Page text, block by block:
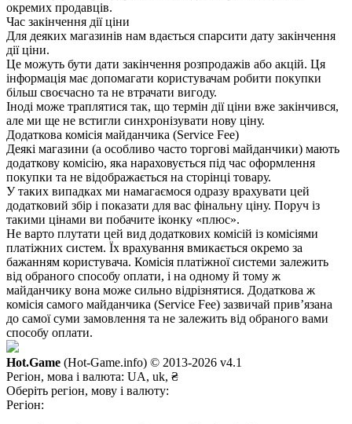
окремих продавців.
Час закінчення дії ціни
Для деяких магазинів нам вдається спарсити дату закінчення
дії ціни.
Це можуть бути дати закінчення розпродажів або акцій. Ця
інформація має допомагати користувачам робити покупки
більш своєчасно та не втрачати вигоду.
Іноді може траплятися так, що термін дії ціни вже закінчився,
але ми ще не встигли синхронізувати нову ціну.
Додаткова комісія майданчика (Service Fee)
Деякі магазини (а особливо часто торгові майданчики) мають
додаткову комісію, яка нараховується під час оформлення
покупки та не відображається на сторінці товару.
У таких випадках ми намагаємося одразу врахувати цей
додатковий збір і показати для вас фінальну ціну. Поруч із
такими цінами ви побачите іконку «плюс».
Не варто плутати цей вид додаткових комісій із комісіями
платіжних систем. Їх врахування вмикається окремо за
бажанням користувача. Комісія платіжної системи залежить
від обраного способу оплати, і на одному й тому ж
майданчику вона може сильно відрізнятися. Додаткова ж
комісія самого майданчика (Service Fee) зазвичай прив’язана
до самої суми замовлення та не залежить від обраного вами
способу оплати.
Hot.Game (Hot-Game.info) © 2013-2026 v4.1
Регіон, мова і валюта: UA, uk, ₴
Оберіть регіон, мову і валюту:
Регіон: